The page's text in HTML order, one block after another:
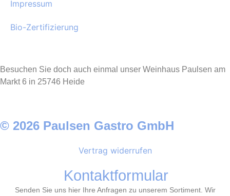
Impressum
Bio-Zertifizierung
Besuchen Sie doch auch einmal unser Weinhaus Paulsen am
Markt 6 in 25746 Heide
© 2026 Paulsen Gastro GmbH
Vertrag widerrufen
Kontaktformular
Senden Sie uns hier Ihre Anfragen zu unserem Sortiment. Wir